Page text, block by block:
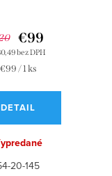
bez DPH
€99
Jednotková
€99 / 1 ks
DETAIL
20-145